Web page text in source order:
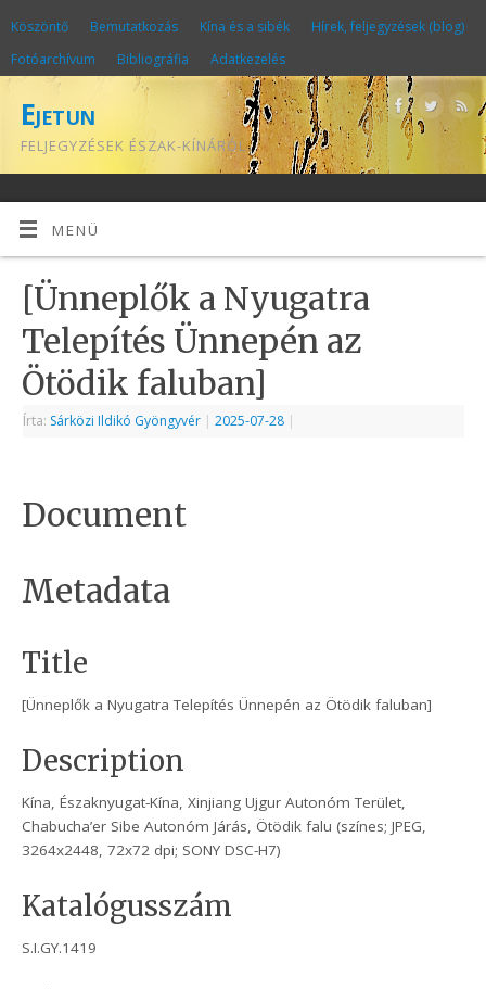
Köszöntő Bemutatkozás Kína és a sibék
Hírek, feljegyzések (blog)
Fotóarchívum
Bibliográfia Adatkezelés
Ejetun
FELJEGYZÉSEK ÉSZAK-KÍNÁRÓL
MENÜ
[Ünneplők a Nyugatra
Telepítés Ünnepén az
Ötödik faluban]
Írta: Sárközi Ildikó Gyöngyvér | 2025-07-28 |
Document
Metadata
Title
[Ünneplők a Nyugatra Telepítés Ünnepén az Ötödik faluban]
Description
Kína, Északnyugat-Kína, Xinjiang Ujgur Autonóm Terület,
Chabucha’er Sibe Autonóm Járás, Ötödik falu (színes; JPEG,
3264x2448, 72x72 dpi; SONY DSC-H7)
Katalógusszám
S.I.GY.1419